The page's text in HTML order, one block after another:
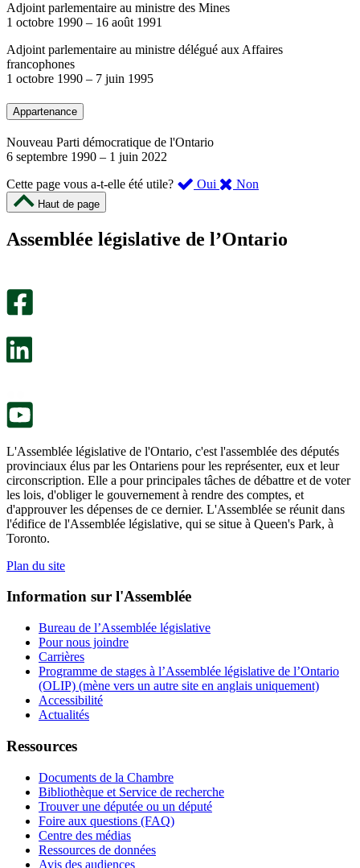
Adjoint parlementaire au ministre des Mines
1 octobre 1990 – 16 août 1991
Adjoint parlementaire au ministre délégué aux Affaires
francophones
1 octobre 1990 – 7 juin 1995
Appartenance
Nouveau Parti démocratique de l'Ontario
6 septembre 1990 – 1 juin 2022
Cette page vous a-t-elle été utile?
Oui ,
été
Non
m’a
Haut de page
Assemblée législative de l’Ontario
L'Assemblée législative de l'Ontario, c'est l'assemblée des députés
provinciaux élus par les Ontariens pour les représenter, eux et leur
circonscription. Elle a pour principales tâches de débattre et de voter
les lois, d'obliger le gouvernement à rendre des comptes, et
d'approuver les dépenses de ce dernier. L'Assemblée se réunit dans
l'édifice de l'Assemblée législative, qui se situe à Queen's Park, à
Toronto.
Plan du site
Information sur l'Assemblée
Bureau de l’Assemblée législative
Pour nous joindre
Carrières
Programme de stages à l’Assemblée législative de l’Ontario
(OLIP) (mène vers un autre site en anglais uniquement)
Accessibilité
Actualités
Ressources
Documents de la Chambre
Bibliothèque et Service de recherche
Trouver une députée ou un député
Foire aux questions (FAQ)
Centre des médias
Ressources de données
Avis des audiences